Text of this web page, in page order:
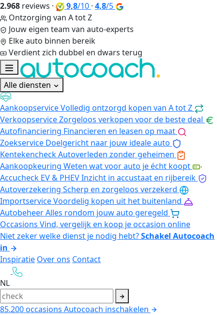
2.968 reviews · 9,8/10 · 4,8/5
Ontzorging van A tot Z
Jouw eigen team van auto-experts
Elke auto binnen bereik
Verdient zich dubbel en dwars terug
Alle diensten
AankoopserviceVolledig ontzorgd kopen van A tot Z
VerkoopserviceZorgeloos verkopen voor de beste deal
Autofinanciering Financieren en leasen op maat
Zoekservice Doelgericht naar jouw ideale auto
KentekencheckAutoverleden zonder geheimen
Aankoopkeuring Weten wat voor auto je écht koopt
Accucheck EV & PHEVInzicht in accustaat en rijbereik
Autoverzekering Scherp en zorgeloos verzekerd
ImportserviceVoordelig kopen uit het buitenland
AutobeheerAlles rondom jouw auto geregeld
Occasions Vind, vergelijk en koop je occasion online
Niet zeker welke dienst je nodig hebt?Schakel Autocoach
in
Inspiratie Over ons Contact
NL
85.200occasions Autocoach inschakelen